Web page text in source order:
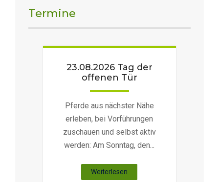
Termine
23.08.2026 Tag der
offenen Tür
Pferde aus nächster Nähe
erleben, bei Vorführungen
zuschauen und selbst aktiv
werden: Am Sonntag, den...
Weiterlesen